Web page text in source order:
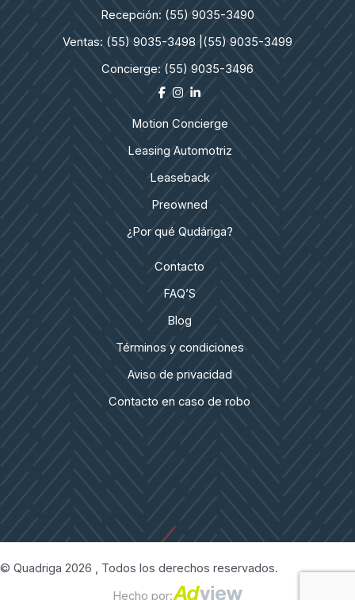
Recepción: (55) 9035-3490
Ventas: (55) 9035-3498 |(55) 9035-3499
Concierge: (55) 9035-3496
Motion Concierge
Leasing Automotriz
Leaseback
Preowned
¿Por qué Qudáriga?
Contacto
FAQ’S
Blog
Términos y condiciones
Aviso de privacidad
Contacto en caso de robo
© Quadriga 2026 , Todos los derechos reservados.
Hecho por: